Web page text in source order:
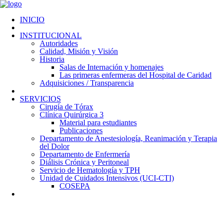
INICIO
INSTITUCIONAL
Autoridades
Calidad, Misión y Visión
Historia
Salas de Internación y homenajes
Las primeras enfermeras del Hospital de Caridad
Adquisiciones / Transparencia
SERVICIOS
Cirugía de Tórax
Clínica Quirúrgica 3
Material para estudiantes
Publicaciones
Departamento de Anestesiología, Reanimación y Terapia
del Dolor
Departamento de Enfermería
Diálisis Crónica y Peritoneal
Servicio de Hematología y TPH
Unidad de Cuidados Intensivos (UCI-CTI)
COSEPA